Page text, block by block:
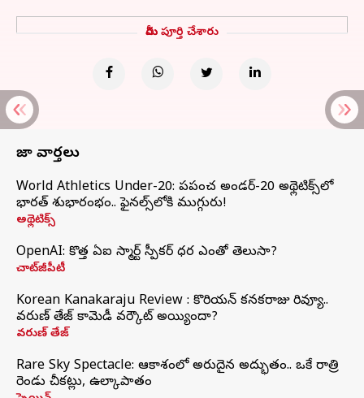
మీరు పూర్తి చేశారు
తాజా వార్తలు
World Athletics Under-20: ప్రపంచ అండర్-20 అథ్లెటిక్స్‌లో
భారత్‌ శుభారంభం.. ఫైనల్స్‌లోకి ముగ్గురు!
అథ్లెటిక్స్
OpenAI: కొత్త ఏఐ స్మార్ట్ స్పీకర్ ధర ఎంతో తెలుసా?
చాట్‌జీపీటీ
Korean Kanakaraju Review : కొరియన్ కనకరాజు రివ్యూ..
వరుణ్ తేజ్ కామెడీ వర్కౌట్ అయ్యిందా?
వరుణ్ తేజ్
Rare Sky Spectacle: ఆకాశంలో అరుదైన అద్భుతం.. ఒకే రాత్రి
రెండు చీకట్లు, ఉల్కాపాతం